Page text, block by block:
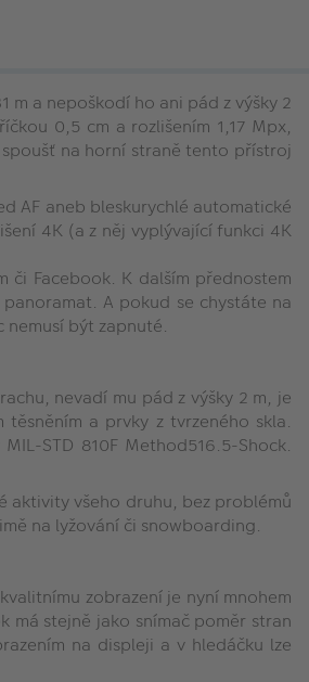
a nepoškodí ho ani pád z výšky 2
0,5 cm a rozlišením 1,17 Mpx,
na horní straně tento přístroj
AF aneb bleskurychlé automatické
4K (a z něj vyplývající funkci 4K
či Facebook. K dalším přednostem
A pokud se chystáte na
být zapnuté.
nevadí mu pád z výšky 2 m, je
a prvky z tvrzeného skla.
STD 810F Method516.5-Shock.
aktivity všeho druhu, bez problémů
na lyžování či snowboarding.
zobrazení je nyní mnohem
stejně jako snímač poměr stran
na displeji a v hledáčku lze